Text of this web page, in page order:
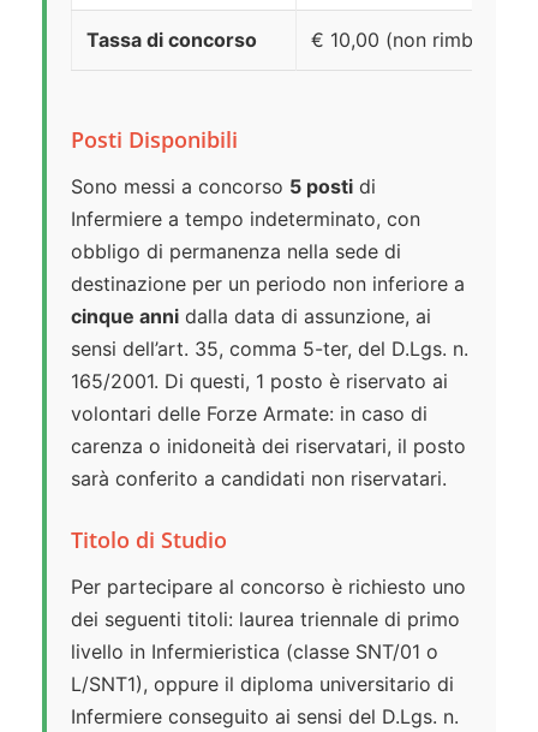
Tassa di concorso € 10,00 (non
Posti Disponibili
Sono messi a concorso 5 posti di
Infermiere a tempo indeterminato, con
obbligo di permanenza nella sede di
destinazione per un periodo non inferiore a
cinque anni dalla data di assunzione, ai
sensi dell’art. 35, comma 5-ter, del D.Lgs. n.
165/2001. Di questi, 1 posto è riservato ai
volontari delle Forze Armate: in caso di
carenza o inidoneità dei riservatari, il posto
sarà conferito a candidati non riservatari.
Titolo di Studio
Per partecipare al concorso è richiesto uno
dei seguenti titoli: laurea triennale di primo
livello in Infermieristica (classe SNT/01 o
L/SNT1), oppure il diploma universitario di
Infermiere conseguito ai sensi del D.Lgs. n.